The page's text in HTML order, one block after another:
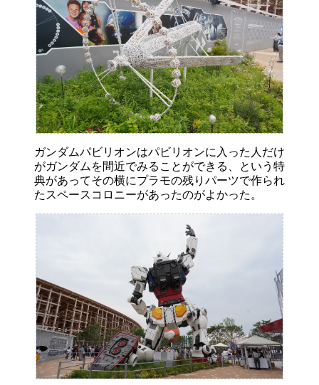
ガンダムパビリオンはパビリオンに入った人だけ
がガンダムを間近でみることができる、という特
典があってその横にプラモの残りパーツで作られ
たスペースコロニーがあったのがよかった。